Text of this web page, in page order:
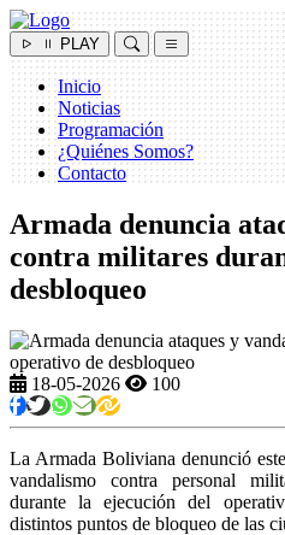
PLAY
Inicio
Noticias
Programación
¿Quiénes Somos?
Contacto
Armada denuncia
contra militares
desbloqueo
18-05-2026 100
La Armada Boliviana denunció
vandalismo contra personal
durante la ejecución del
distintos puntos de bloqueo de las